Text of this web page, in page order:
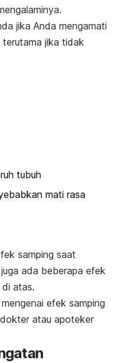
jika Anda mengamati
jika tidak
tubuh
mati rasa
samping saat
ada beberapa efek
atas.
efek samping
atau apoteker